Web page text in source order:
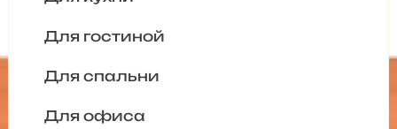
Для гостиной
Для спальни
Для офиса